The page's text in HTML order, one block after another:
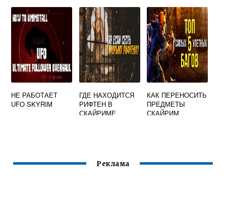
НЕ РАБОТАЕТ
UFO SKYRIM
ГДЕ НАХОДИТСЯ
РИФТЕН В
СКАЙРИМЕ
КАК ПЕРЕНОСИТЬ
ПРЕДМЕТЫ
СКАЙРИМ
Реклама